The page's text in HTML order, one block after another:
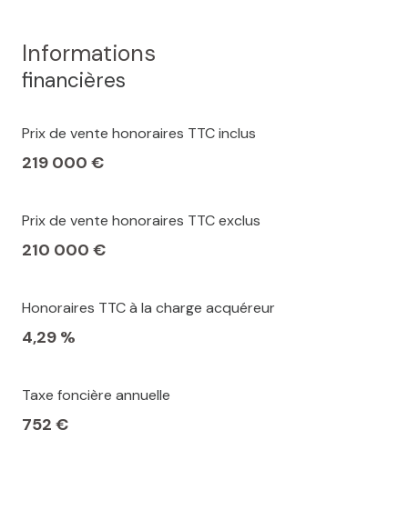
Informations
financières
Prix de vente honoraires TTC inclus
219 000 €
Prix de vente honoraires TTC exclus
210 000 €
Honoraires TTC à la charge acquéreur
4,29 %
Taxe foncière annuelle
752 €